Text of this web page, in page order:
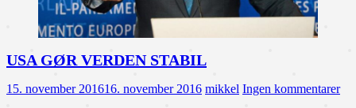
USA GØR VERDEN STABIL
15. november 201616. november 2016 mikkel Ingen kommentarer